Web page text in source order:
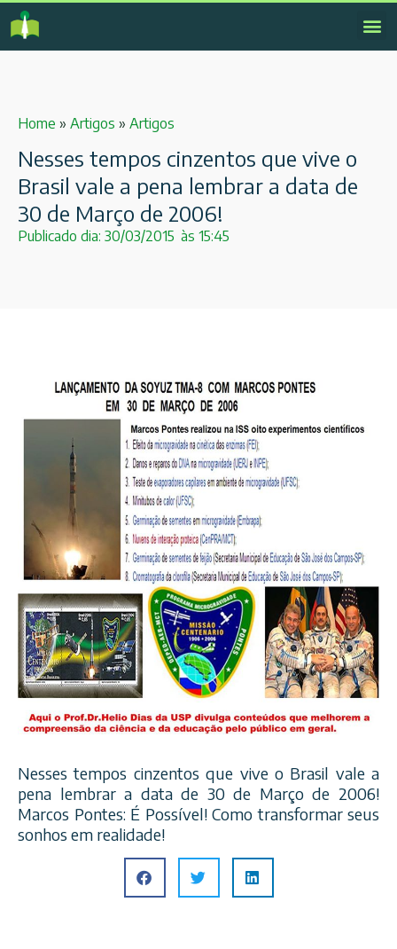
Home » Artigos » Artigos
Nesses tempos cinzentos que vive o
Brasil vale a pena lembrar a data de
30 de Março de 2006!
Publicado dia: 30/03/2015 às 15:45
Nesses tempos cinzentos que vive o Brasil vale a
pena lembrar a data de 30 de Março de 2006!
Marcos Pontes: É Possível! Como transformar seus
sonhos em realidade!